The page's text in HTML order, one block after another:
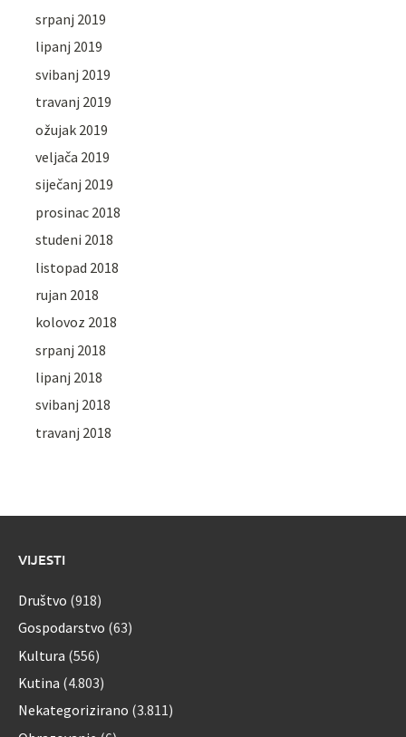
srpanj 2019
lipanj 2019
svibanj 2019
travanj 2019
ožujak 2019
veljača 2019
siječanj 2019
prosinac 2018
studeni 2018
listopad 2018
rujan 2018
kolovoz 2018
srpanj 2018
lipanj 2018
svibanj 2018
travanj 2018
VIJESTI
Društvo (918)
Gospodarstvo (63)
Kultura (556)
Kutina (4.803)
Nekategorizirano (3.811)